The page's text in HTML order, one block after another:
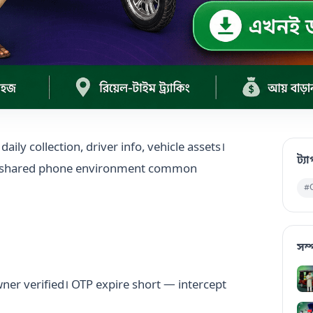
collection, driver info, vehicle assets।
phone environment common
verified। OTP expire short — intercept